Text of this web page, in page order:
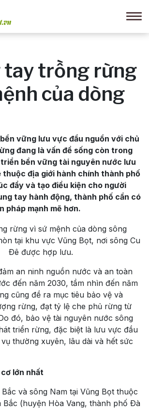
tay trồng rừng
của dòng
vững lưu vực đầu nguồn với chủ
đang là vấn đề sống còn trong
bền vững tài nguyên nước lưu
địa giới hành chính thành phố
đẩy và tạo điều kiện cho người
tay hành động, thành phố cần có
pháp mạnh mẽ hơn.
tại khu vực Vũng Bọt, nơi sông Cu
Ðê được hợp lưu.
an ninh nguồn nước và an toàn
đến năm 2030, tầm nhìn đến năm
cũng đề ra mục tiêu bảo vệ và
rừng, đạt tỷ lệ che phủ rừng từ
đó, bảo vệ tài nguyên nước sông
triển rừng, đặc biệt là lưu vực đầu
thường xuyên, lâu dài và hết sức
lớn nhất
và sông Nam tại Vũng Bọt thuộc
Bắc (huyện Hòa Vang, thành phố Ðà